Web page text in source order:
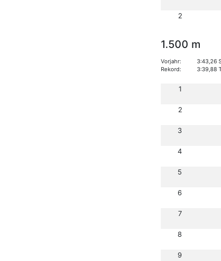
2
1.500 m
Vorjahr:
3:43,26
Rekord:
3:39,88
1
2
3
4
5
6
7
8
9